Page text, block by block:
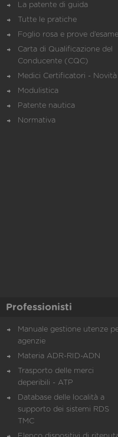
La patente di guida
Tutte le pratiche
Foglio rosa e prove d’esame
Carta di Qualificazione del
Conducente (CQC)
Medici Certificatori - Novità
Modulistica
Patente nautica
Normativa
Professionisti
Manuale gestione utenze
agenzie
Materia ADR-RID-ADN
Trasporto delle merci
deperibili - ATP
Database delle località a
supporto dei sistemi RDS
TMC